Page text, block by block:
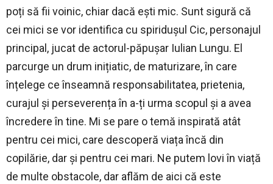
poți să fii voinic, chiar dacă ești mic. Sunt sigură că
cei mici se vor identifica cu spiridușul Cic, personajul
principal, jucat de actorul-păpușar Iulian Lungu. El
parcurge un drum inițiatic, de maturizare, în care
înțelege ce înseamnă responsabilitatea, prietenia,
curajul și perseverența în a-ți urma scopul și a avea
încredere în tine. Mi se pare o temă inspirată atât
pentru cei mici, care descoperă viața încă din
copilărie, dar și pentru cei mari. Ne putem lovi în viață
de multe obstacole, dar aflăm de aici că este